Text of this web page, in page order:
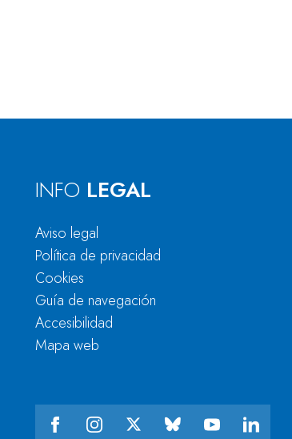
INFO LEGAL
Aviso legal
Política de privacidad
Cookies
Guía de navegación
Accesibilidad
Mapa web